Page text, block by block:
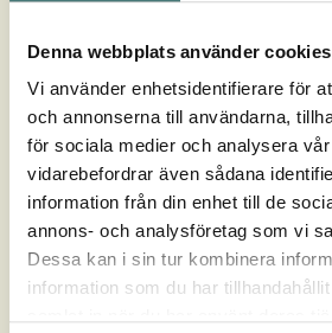
Denna webbplats använder cookies
Vi använder enhetsidentifierare för
och annonserna till användarna,
för sociala medier och analysera
vidarebefordrar även sådana
information från din enhet till de
annons- och analysföretag som vi
Dessa kan i sin tur kombinera
information som du har
ger en snygg och hållbar inramning
andra utomhusmiljöer.
Andra namn: rabattstöd, stålkant,
stödkant